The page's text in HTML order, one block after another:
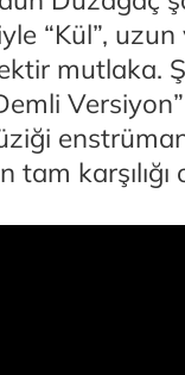
“Kül”,
mutlaka.
tam karşılığı